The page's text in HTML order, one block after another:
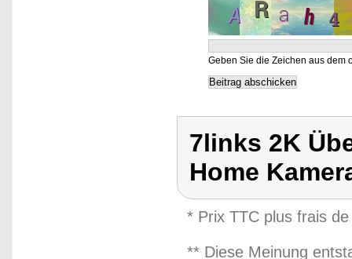
Geben Sie die Zeichen aus dem
7links 2K
Home
* Prix TTC plus frais
** Diese Meinung